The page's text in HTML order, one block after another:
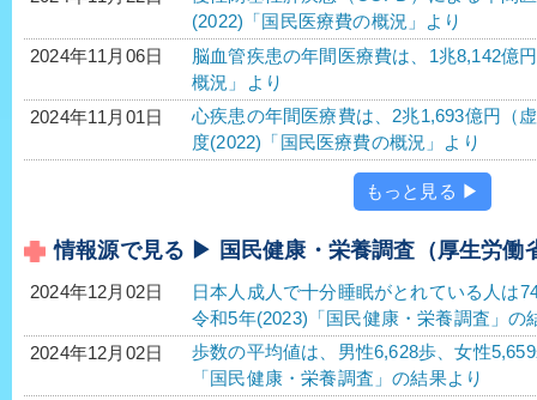
(2022)「国民医療費の概況」より
2024年11月06日
脳血管疾患の年間医療費は、1兆8,142
概況」より
2024年11月01日
心疾患の年間医療費は、2兆1,693億円（
度(2022)「国民医療費の概況」より
もっと見る ▶
情報源で見る ▶ 国民健康・栄養調査（厚生労働
2024年12月02日
日本人成人で十分睡眠がとれている人
令和5年(2023)「国民健康・栄養調査」の
2024年12月02日
歩数の平均値は、男性6,628歩、女性
「国民健康・栄養調査」の結果より